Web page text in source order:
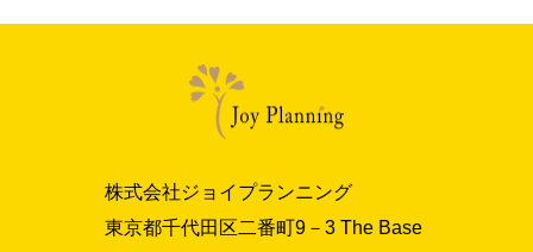
株式会社ジョイプランニング
東京都千代田区二番町9－3 The Base